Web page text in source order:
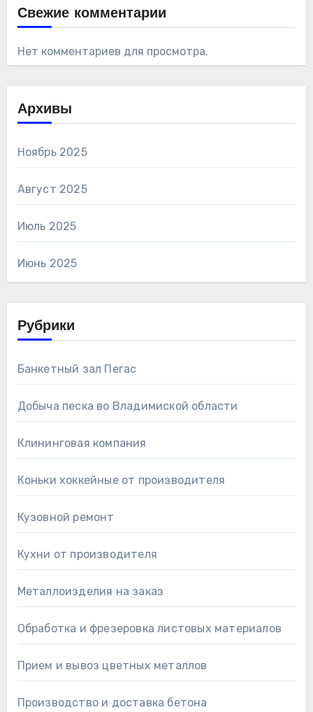
Свежие комментарии
Нет комментариев для просмотра.
Архивы
Ноябрь 2025
Август 2025
Июль 2025
Июнь 2025
Рубрики
Банкетный зал Пегас
Добыча песка во Владимиской области
Клининговая компания
Коньки хоккейные от производителя
Кузовной ремонт
Кухни от производителя
Металлоизделия на заказ
Обработка и фрезеровка листовых материалов
Прием и вывоз цветных металлов
Производство и доставка бетона